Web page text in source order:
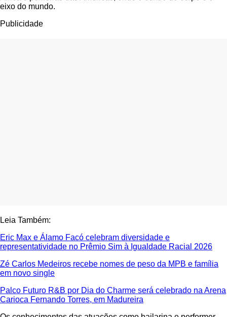
eixo do mundo.
Publicidade
Leia Também:
Eric Max e Álamo Facó celebram diversidade e
representatividade no Prêmio Sim à Igualdade Racial 2026
Zé Carlos Medeiros recebe nomes de peso da MPB e família
em novo single
Palco Futuro R&B por Dia do Charme será celebrado na Arena
Carioca Fernando Torres, em Madureira